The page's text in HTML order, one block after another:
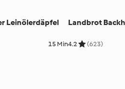
Leinölerdäpfel
15 Min
Landbrot
4.2 (623)